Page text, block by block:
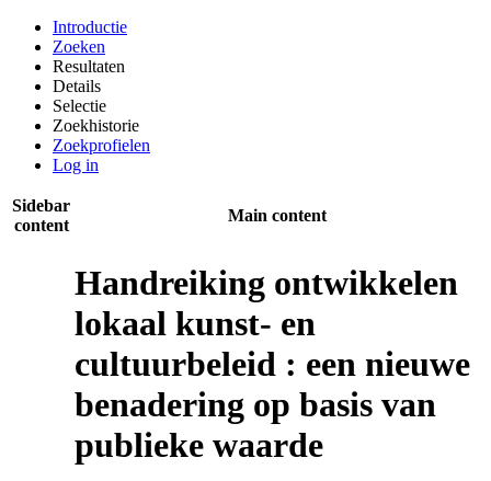
Introductie
Zoeken
Resultaten
Details
Selectie
Zoekhistorie
Zoekprofielen
Log in
Sidebar
content
Main content
Handreiking ontwikkelen
lokaal kunst- en
cultuurbeleid : een nieuwe
benadering op basis van
publieke waarde